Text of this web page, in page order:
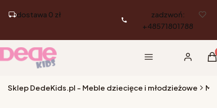
dostawa 0 zł
zadzwoń:
+48571801788
Menu Zaloguj się
Sklep DedeKids.pl - Meble dziecięce i młodzieżowe